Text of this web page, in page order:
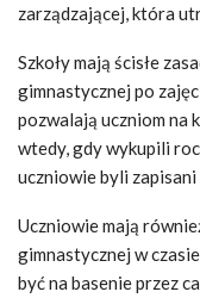
zarządzającej, która
Szkoły mają ścisłe
gimnastycznej po
pozwalają uczniom na
wtedy, gdy wykupili
uczniowie byli
Uczniowie mają
gimnastycznej w
być na basenie przez